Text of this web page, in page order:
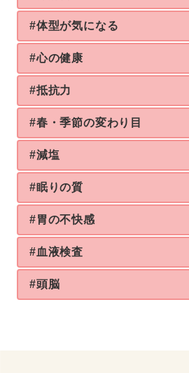
#体型が気になる
#心の健康
#抵抗力
#春・季節の変わり目
#減塩
#眠りの質
#胃の不快感
#血液検査
#頭脳